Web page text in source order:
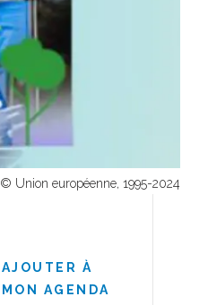
© Union européenne, 1995-2024
AJOUTER À
MON AGENDA